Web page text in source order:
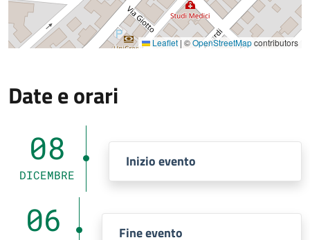
Leaflet | ©OpenStreetMapcontributors
Date e orari
08
DICEMBRE
Inizio evento
06 Fine evento